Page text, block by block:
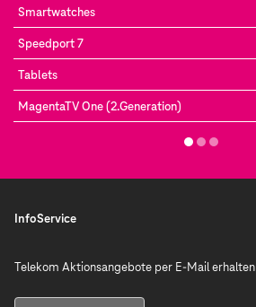
Smartwatches
Speedport 7
Tablets
MagentaTV One (2.Generation)
InfoService
Telekom Aktionsangebote per E-Mail erhalten